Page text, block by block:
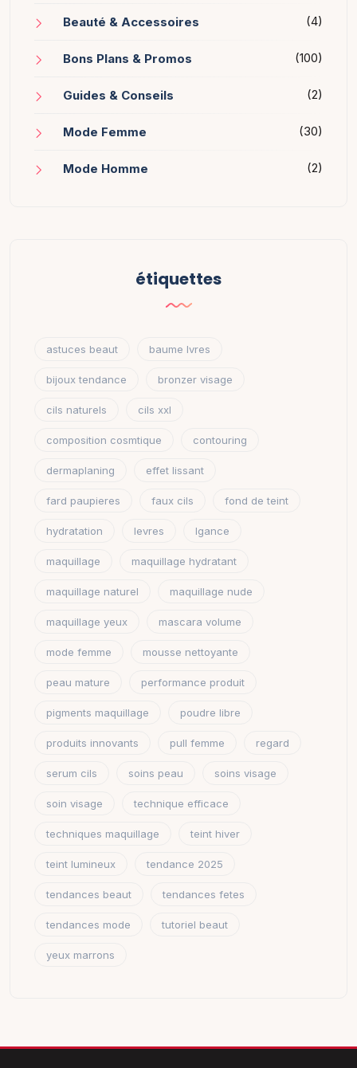
Beauté & Accessoires (4)
Bons Plans & Promos (100)
Guides & Conseils (2)
Mode Femme (30)
Mode Homme (2)
étiquettes
astuces beaut baume lvres
bijoux tendance bronzer visage
cils naturels cils xxl
composition cosmtique contouring
dermaplaning effet lissant
fard paupieres faux cils fond de teint
hydratation levres lgance
maquillage maquillage hydratant
maquillage naturel maquillage nude
maquillage yeux mascara volume
mode femme mousse nettoyante
peau mature performance produit
pigments maquillage poudre libre
produits innovants pull femme regard
serum cils soins peau soins visage
soin visage technique efficace
techniques maquillage teint hiver
teint lumineux tendance 2025
tendances beaut tendances fetes
tendances mode tutoriel beaut
yeux marrons